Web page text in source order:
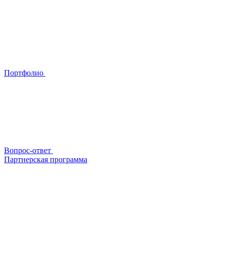
Портфолио
Вопрос-ответ
Партнерская программа